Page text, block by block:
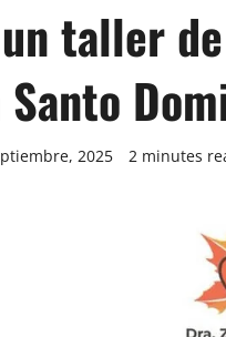
taller
2025 2 minutes